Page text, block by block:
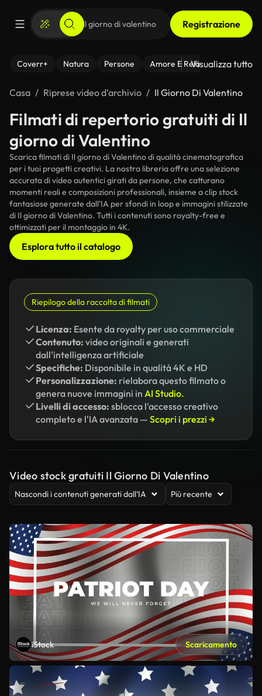
Registrazione
Coverr+ Natura Persone Amore E Relazioni Il
Visualizza tutto
Casa Riprese video d’archivio Il Giorno Di Valentino
Filmati di repertorio gratuiti di Il
giorno di Valentino
Scarica filmati di Il giorno di Valentino di qualità cinematografica
per i tuoi progetti creativi. La nostra libreria offre una selezione
accurata di video autentici girati da persone, che catturano
momenti reali e composizioni professionali, insieme a clip stock
fantasiose generate dall'IA per sfondi in loop e immagini stilizzate
di Il giorno di Valentino. Tutti i contenuti sono royalty-free e
ottimizzati per il montaggio in 4K.
Esplora tutto il catalogo
Riepilogo della raccolta di filmati
Licenza: Esente da royalty per uso commerciale
Contenuto: video originali e generati
dall'intelligenza artificiale
Specifiche: Disponibile in qualità 4K e HD
Personalizzazione: rielabora questo filmato o
genera nuove immagini in AI Studio.
Livelli di accesso: sblocca l'accesso creativo
completo e l'IA avanzata — Scopri i prezzi →
Video stock gratuiti Il Giorno Di Valentino
Nascondi i contenuti generati dall’IA Più recente
iStock Scaricamento